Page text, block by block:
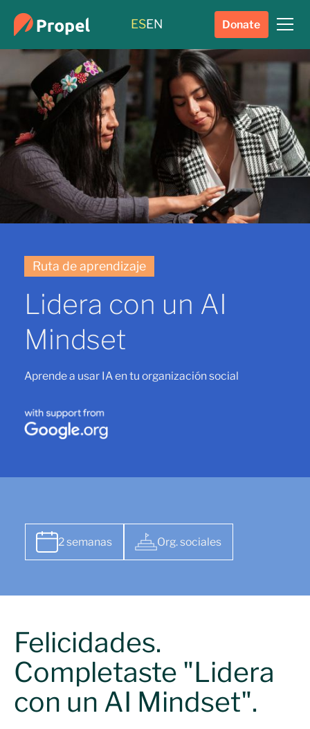
ESEN Donate
Ruta de aprendizaje
Lidera con un AI
Mindset
Aprende a usar IA en tu organización social
2 semanas Org. sociales
Felicidades.
Completaste "Lidera
con un AI Mindset".